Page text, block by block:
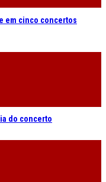
em cinco concertos
do concerto